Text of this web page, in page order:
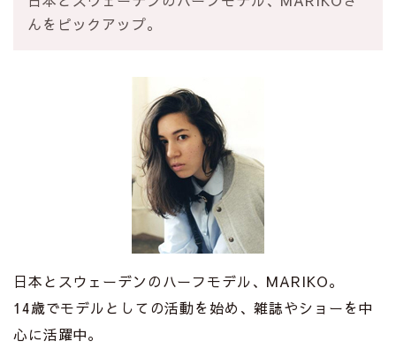
んをピックアップ。
日本とスウェーデンのハーフモデル、MARIKO。
14歳でモデルとしての活動を始め、雑誌やショーを中
心に活躍中。